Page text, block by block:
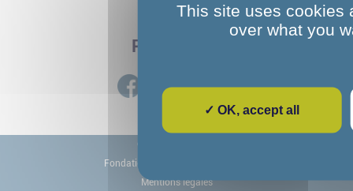
Plan du site
Fondation COS Alexandre Glasberg
Mentions légales
This site uses cookies
over what you
✓ OK, accept all